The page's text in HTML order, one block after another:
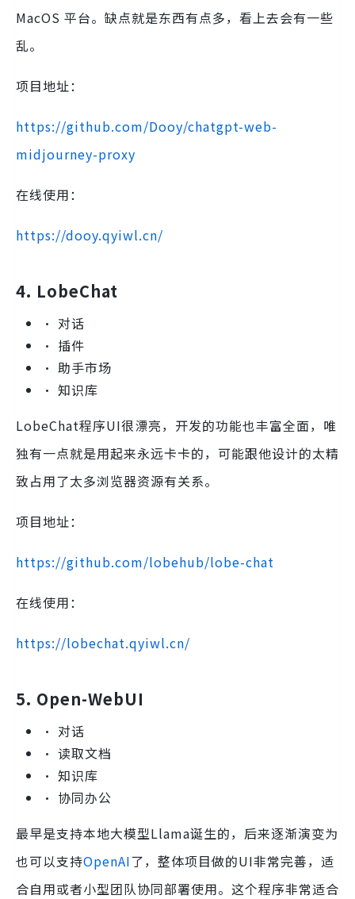
MacOS 平台。缺点就是东西有点多，看上去会有一些
乱。
项目地址：
https://github.com/Dooy/chatgpt-web-
midjourney-proxy
在线使用：
https://dooy.qyiwl.cn/
4. LobeChat
• 对话
• 插件
• 助手市场
• 知识库
LobeChat程序UI很漂亮，开发的功能也丰富全面，唯
独有一点就是用起来永远卡卡的，可能跟他设计的太精
致占用了太多浏览器资源有关系。
项目地址：
https://github.com/lobehub/lobe-chat
在线使用：
https://lobechat.qyiwl.cn/
5. Open-WebUI
• 对话
• 读取文档
• 知识库
• 协同办公
最早是支持本地大模型Llama诞生的，后来逐渐演变为
也可以支持OpenAI了，整体项目做的UI非常完善，适
合自用或者小型团队协同部署使用。这个程序非常适合